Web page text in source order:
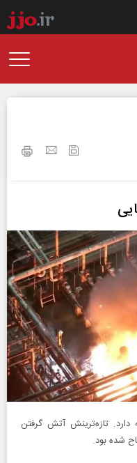
دارد. تازه‌ترینش آتش گرفتن
شده بود.